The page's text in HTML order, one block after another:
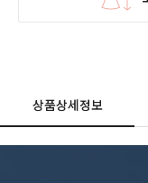
상품상세정보